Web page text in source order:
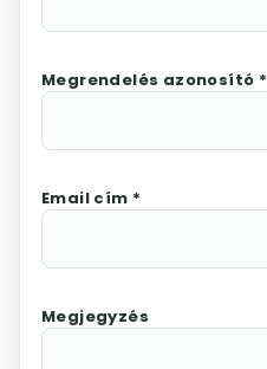
Megrendelés azonosító *
Email cím *
Megjegyzés